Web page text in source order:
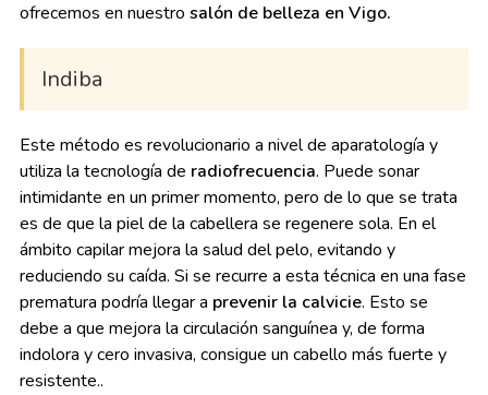
ofrecemos en nuestro salón de belleza en Vigo.
Indiba
Este método es revolucionario a nivel de aparatología y
utiliza la tecnología de radiofrecuencia. Puede sonar
intimidante en un primer momento, pero de lo que se trata
es de que la piel de la cabellera se regenere sola. En el
ámbito capilar mejora la salud del pelo, evitando y
reduciendo su caída. Si se recurre a esta técnica en una fase
prematura podría llegar a prevenir la calvicie. Esto se
debe a que mejora la circulación sanguínea y, de forma
indolora y cero invasiva, consigue un cabello más fuerte y
resistente..